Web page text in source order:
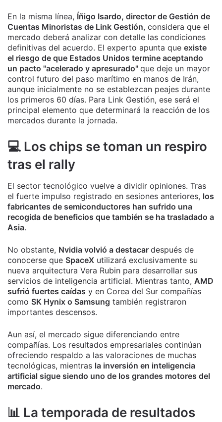
En la misma línea, Íñigo Isardo, director de Gestión de
Cuentas Minoristas de Link Gestión, considera que el
mercado deberá analizar con detalle las condiciones
definitivas del acuerdo. El experto apunta que existe
el riesgo de que Estados Unidos termine aceptando
un pacto "acelerado y apresurado" que deje un mayor
control futuro del paso marítimo en manos de Irán,
aunque inicialmente no se establezcan peajes durante
los primeros 60 días. Para Link Gestión, ese será el
principal elemento que determinará la reacción de los
mercados durante la jornada.
💻 Los chips se toman un respiro
tras el rally
El sector tecnológico vuelve a dividir opiniones. Tras
el fuerte impulso registrado en sesiones anteriores, los
fabricantes de semiconductores han sufrido una
recogida de beneficios que también se ha trasladado a
Asia.
No obstante, Nvidia volvió a destacar después de
conocerse que SpaceX utilizará exclusivamente su
nueva arquitectura Vera Rubin para desarrollar sus
servicios de inteligencia artificial. Mientras tanto, AMD
sufrió fuertes caídas y en Corea del Sur compañías
como SK Hynix o Samsung también registraron
importantes descensos.
Aun así, el mercado sigue diferenciando entre
compañías. Los resultados empresariales continúan
ofreciendo respaldo a las valoraciones de muchas
tecnológicas, mientras la inversión en inteligencia
artificial sigue siendo uno de los grandes motores del
mercado.
📊 La temporada de resultados